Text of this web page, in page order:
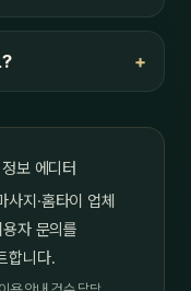
보 에디터
지·홈타이 업체
자 문의를
합니다.